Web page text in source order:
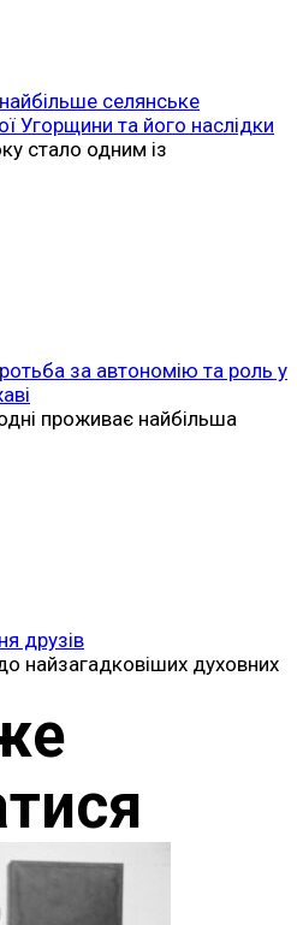
селянське
Угорщини та його наслідки
стало одним із
за автономію та роль у
проживає найбільша
друзів
найзагадковіших духовних